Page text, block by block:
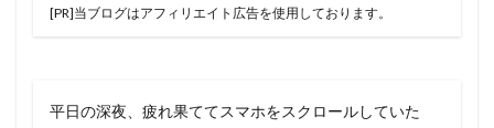
[PR]当ブログはアフィリエイト広告を使用しております。
平日の深夜、疲れ果ててスマホをスクロールしていた